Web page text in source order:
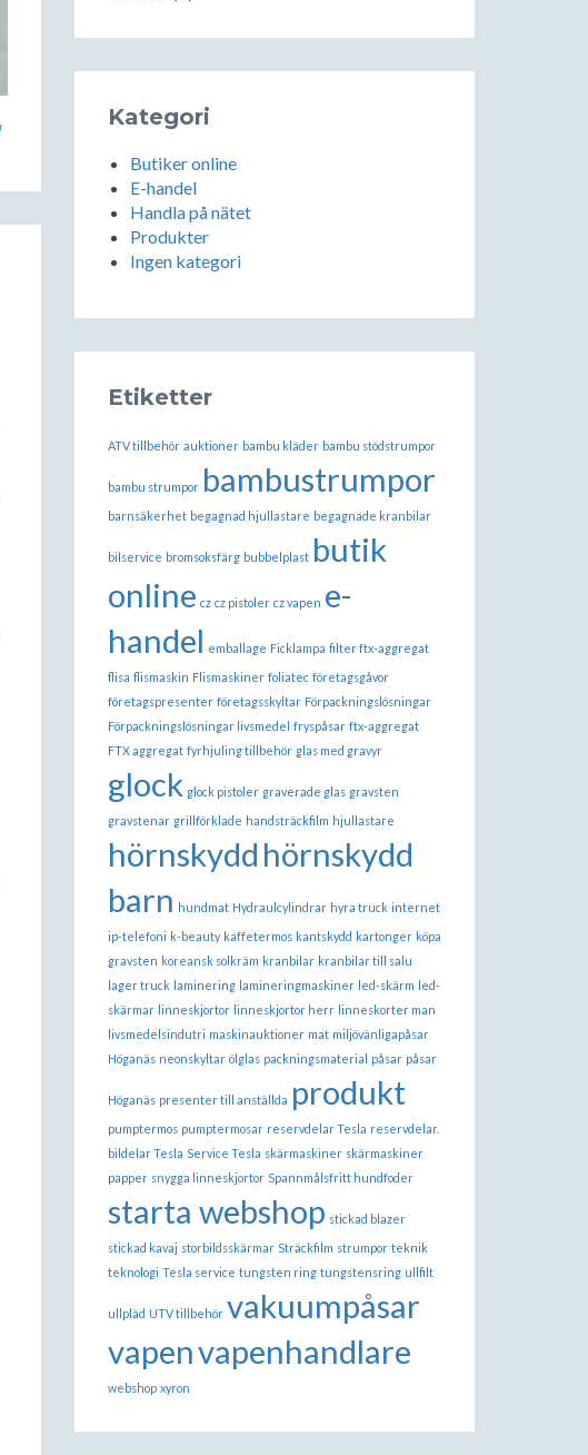
Kategori
Butiker online
E-handel
Handla på nätet
Produkter
Ingen kategori
Etiketter
ATV tillbehör auktioner bambu kläder bambu stödstrumpor
bambu strumpor bambustrumpor
barnsäkerhet begagnad hjullastare begagnade kranbilar
bilservice bromsoksfärg bubbelplast butik
online cz cz pistoler cz vapen e-
handel emballage Ficklampa filter ftx-aggregat
flisa flismaskin Flismaskiner foliatec företagsgåvor
företagspresenter företagsskyltar Förpackningslösningar
Förpackningslösningar livsmedel fryspåsar ftx-aggregat
FTX aggregat fyrhjuling tillbehör glas med gravyr
glock glock pistoler graverade glas gravsten
gravstenar grillförklade handsträckfilm hjullastare
hörnskydd hörnskydd
barn hundmat Hydraulcylindrar hyra truck internet
ip-telefoni k-beauty kaffetermos kantskydd kartonger köpa
gravsten koreansk solkräm kranbilar kranbilar till salu
lager truck laminering lamineringmaskiner led-skärm led-
skärmar linneskjortor linneskjortor herr linneskorter man
livsmedelsindutri maskinauktioner mat miljövänligapåsar
Höganäs neonskyltar ölglas packningsmaterial påsar påsar
Höganäs presenter till anställda produkt
pumptermos pumptermosar reservdelar Tesla reservdelar.
bildelar Tesla Service Tesla skärmaskiner skärmaskiner
papper snygga linneskjortor Spannmålsfritt hundfoder
starta webshop stickad blazer
stickad kavaj storbildsskärmar Sträckfilm strumpor teknik
teknologi Tesla service tungsten ring tungstensring ullfilt
ullpläd UTV tillbehör vakuumpåsar
vapenvapenhandlare
webshop xyron